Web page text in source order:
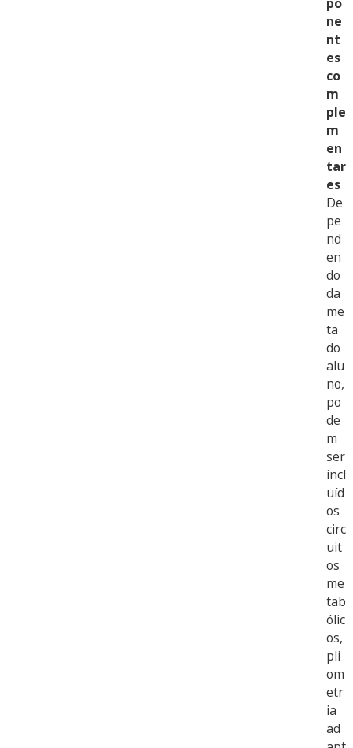
ne
nt
es
co
m
ple
m
en
tar
es
De
pe
nd
en
do
da
me
ta
do
alu
no,
po
de
m
ser
incl
uíd
os
circ
uit
os
me
tab
ólic
os,
pli
om
etr
ia
ad